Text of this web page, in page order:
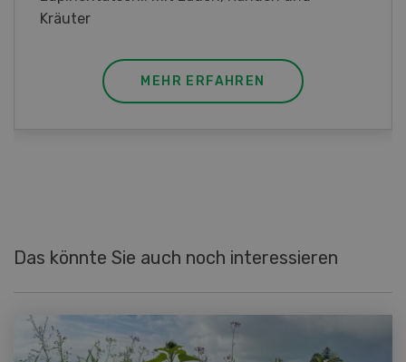
MEHR ERFAHREN
Das könnte Sie auch noch interessieren